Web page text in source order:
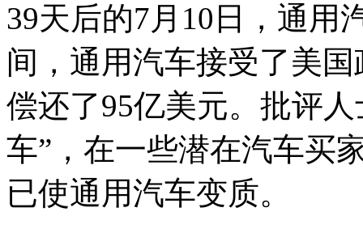
39天后的7月10日，通用
间，通用汽车接受了美
偿还了95亿美元。批评
车”，在一些潜在汽车买
已使通用汽车变质。